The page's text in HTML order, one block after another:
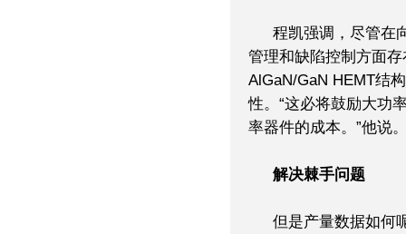
程凯强调，尽管在
管理和缺陷控制方面
AlGaN/GaN HEMT结
性。“这必将鼓励大功
率器件的成本。”他说
解决棘手问题
但是产量数据如何